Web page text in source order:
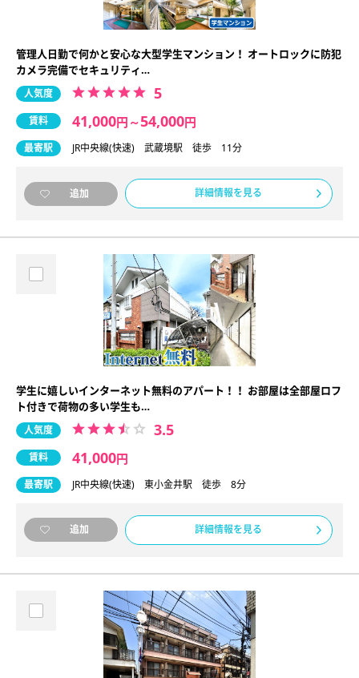
管理人日勤で何かと安心な大型学生マンション！ オートロックに防犯
カメラ完備でセキュリティ…
人気度 5
賃料 41,000円 ～54,000円
最寄駅 JR中央線(快速) 武蔵境駅 徒歩 11分
追加 詳細情報を見る
学生に嬉しいインターネット無料のアパート！！ お部屋は全部屋ロフ
ト付きで荷物の多い学生も…
人気度 3.5
賃料 41,000円
最寄駅 JR中央線(快速) 東小金井駅 徒歩 8分
追加 詳細情報を見る